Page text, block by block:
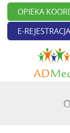
OPIEKA
E-REJESTRACJA